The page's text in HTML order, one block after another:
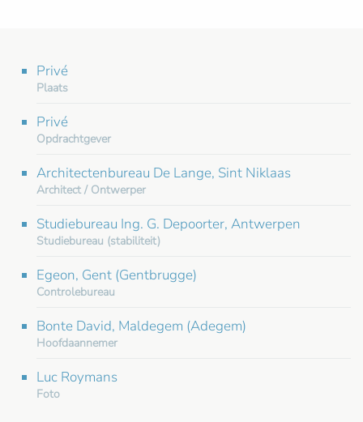
Privé
Plaats
Privé
Opdrachtgever
Architectenbureau De Lange, Sint Niklaas
Architect / Ontwerper
Studiebureau Ing. G. Depoorter, Antwerpen
Studiebureau (stabiliteit)
Egeon, Gent (Gentbrugge)
Controlebureau
Bonte David, Maldegem (Adegem)
Hoofdaannemer
Luc Roymans
Foto